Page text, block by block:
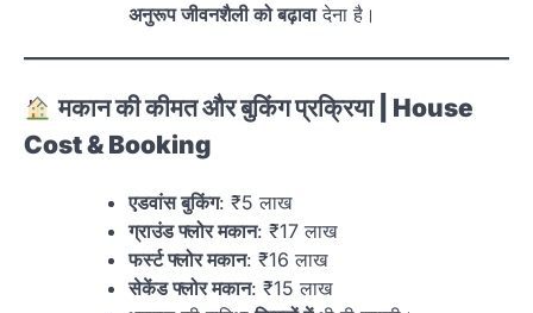
अनुरूप जीवनशैली को बढ़ावादेना है।
मकान की कीमत और बुकिंग प्रक्रिया | House
Cost & Booking
एडवांस बुकिंग: ₹5 लाख
ग्राउंड फ्लोर मकान: ₹17 लाख
फर्स्ट फ्लोर मकान: ₹16 लाख
सेकेंड फ्लोर मकान: ₹15 लाख